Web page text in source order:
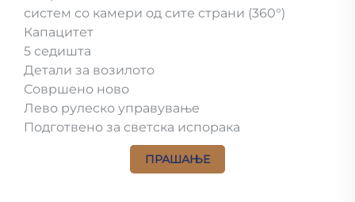
систем со камери од сите страни (360°)
Капацитет
5 седишта
Детали за возилото
Совршено ново
Лево рулеско управување
Подготвено за светска испорака
ПРАШАЊЕ